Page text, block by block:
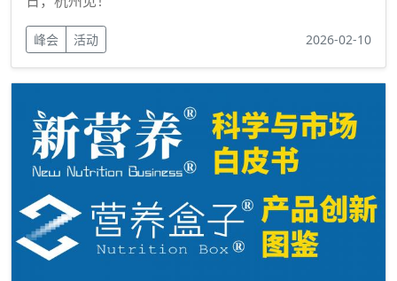
峰会 活动 2026-02-10